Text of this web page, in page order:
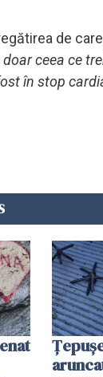
de
ceea ce
în stop